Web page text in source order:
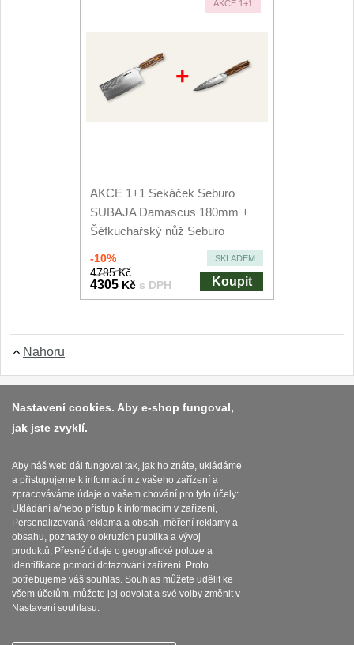
AKCE 1+1
+
AKCE 1+1 Sekáček Seburo
SUBAJA Damascus 180mm +
Šéfkuchařský nůž Seburo
SUBAJA Damascus 150mm
-10% SKLADEM
4785 Kč
4305 Kč s DPH Koupit
Nahoru
Platba a dodávka
Obchodní podmínky
Zasady zpracovani osobnich udaju
Reklamační řád
O nožích
Nastavení cookies. Aby e-shop fungoval,
jak jste zvyklí.
Aby náš web dál fungoval tak, jak ho znáte, ukládáme
a přistupujeme k informacím z vašeho zařízení a
zpracováváme údaje o vašem chování pro tyto účely:
Ukládání a/nebo přístup k informacím v zařízení,
Personalizovaná reklama a obsah, měření reklamy a
obsahu, poznatky o okruzích publika a vývoj
produktů, Přesné údaje o geografické poloze a
identifikace pomocí dotazování zařízení. Proto
potřebujeme váš souhlas. Souhlas můžete udělit ke
všem účelům, můžete jej odvolat a své volby změnit v
Nastavení souhlasu.